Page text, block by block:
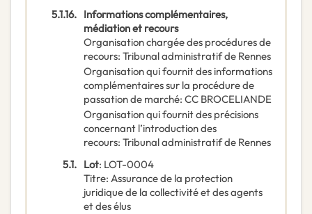
5.1.16. Informations complémentaires,
médiation et recours
Organisation chargée des procédures de
recours: Tribunal administratif de Rennes
Organisation qui fournit des informations
complémentaires sur la procédure de
passation de marché: CC BROCELIANDE
Organisation qui fournit des précisions
concernant l’introduction des
recours: Tribunal administratif de Rennes
5.1. Lot: LOT-0004
Titre: Assurance de la protection
juridique de la collectivité et des agents
et des élus